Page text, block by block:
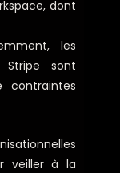
dont
les
sont
contraintes
veiller à la